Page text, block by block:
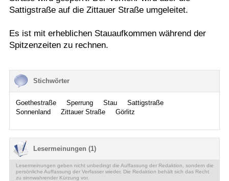
Sattigstraße auf die Zittauer Straße umgeleitet.
Es ist mit erheblichen Stauaufkommen während der
Spitzenzeiten zu rechnen.
Stichwörter
Goethestraße Sperrung Stau
Sattigstraße
Sonnenland
Zittauer Straße Görlitz
Lesermeinungen (1)
Lesermeinungen geben nicht unbedingt die Auffassung der Redaktion, sondern die
persönliche Auffassung der Verfasser wieder. Die Redaktion behält sich das Recht
zu sinnwahrender Kürzung vor.